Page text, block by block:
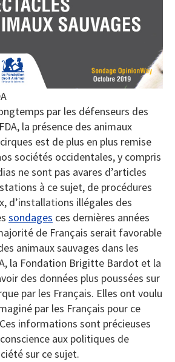
par les défenseurs des
la présence des animaux
est de plus en plus remise
sociétés occidentales, y compris
ne sont pas avares d’articles
à ce sujet, de procédures
d’installations illégales des
sondages ces dernières années
de Français serait favorable
animaux sauvages dans les
la Fondation Brigitte Bardot et la
des données plus poussées sur
par les Français. Elles ont voulu
par les Français pour ce
informations sont précieuses
aux politiques de
sur ce sujet.